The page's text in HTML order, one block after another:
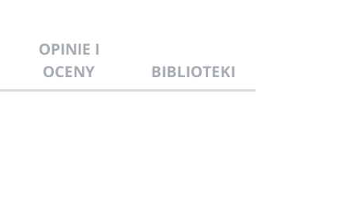
OPINIE I
OCENY
BIBLIOTEKI